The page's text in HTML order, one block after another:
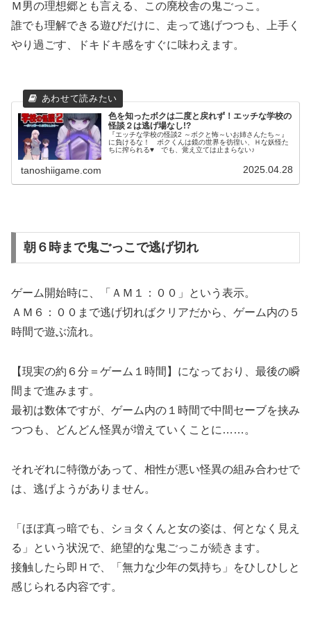
Ｍ男の理想郷とも言える、この廃校舎の鬼ごっこ。
誰でも理解できる遊びだけに、走って逃げつつも、上手く
やり過ごす、ドキドキ感をすぐに味わえます。
色を知ったボクは二度と戻れず！エッチな学校の
怪談２は逃げ場なし!?
『エッチな学校の怪談2 ～ボクと怖～いお姉さんたち～』
に負けるな！ ボクくんは鏡の世界を彷徨い、Ｈな妖怪た
ちに搾られる♥ でも、覚え立ては止まらない♪
tanoshiigame.com 2025.04.28
朝６時まで鬼ごっこで逃げ切れ
ゲーム開始時に、「ＡＭ１：００」という表示。
ＡＭ６：００まで逃げ切ればクリアだから、ゲーム内の５
時間で遊ぶ流れ。
【現実の約６分＝ゲーム１時間】になっており、最後の瞬
間まで進みます。
最初は数体ですが、ゲーム内の１時間で中間セーブを挟み
つつも、どんどん怪異が増えていくことに……。
それぞれに特徴があって、相性が悪い怪異の組み合わせで
は、逃げようがありません。
「ほぼ真っ暗でも、ショタくんと女の姿は、何となく見え
る」という状況で、絶望的な鬼ごっこが続きます。
接触したら即Ｈで、「無力な少年の気持ち」をひしひしと
感じられる内容です。